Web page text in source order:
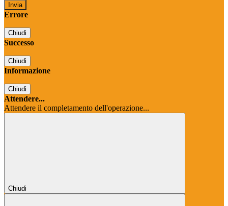
Errore
Chiudi
Successo
Chiudi
Informazione
Chiudi
Attendere...
Attendere il completamento dell'operazione...
Chiudi